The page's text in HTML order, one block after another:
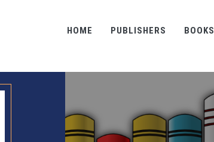
HOME PUBLISHERS BOOKS